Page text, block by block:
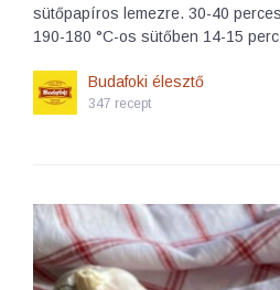
sütőpapíros lemezre. 30-40
190-180 °C-os sütőben 14-15
Budafoki élesztő
347 recept